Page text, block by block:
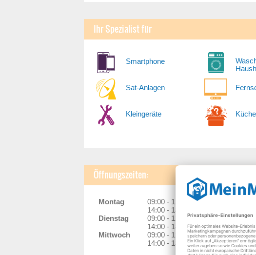
Ihr Spezialist für
Smartphone
Sat-Anlagen
Kleingeräte
Öffnungszeiten:
Montag
09:00 - 12:30 Uhr
14:00 - 18:00 Uhr
Dienstag
09:00 - 12:30 Uhr
14:00 - 18:00 Uhr
Mittwoch
09:00 - 12:30 Uhr
14:00 - 18:00 Uhr